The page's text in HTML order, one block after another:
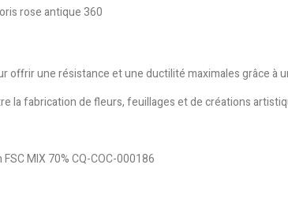
rose antique 360
offrir une résistance et une ductilité maximales grâce à
la fabrication de fleurs, feuillages et de créations
MIX 70% CQ-COC-000186